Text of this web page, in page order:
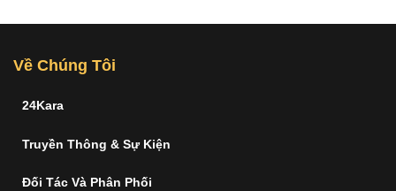
Về Chúng Tôi
24Kara
Truyền Thông & Sự Kiện
Đối Tác Và Phân Phối